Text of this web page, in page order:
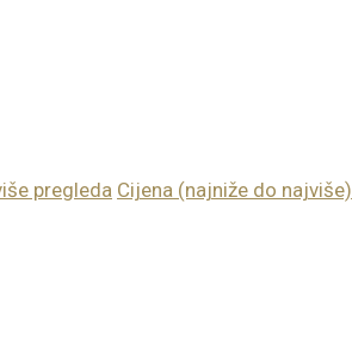
pregleda Cijena (najniže do najviše)